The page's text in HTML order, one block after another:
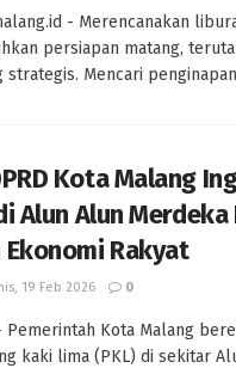
- Merencanakan
persiapan matang,
strategis. Mencari
Kota Malang
Alun Alun
Ekonomi Rakyat
19 Feb 2026 0
Pemerintah Kota Malang
kaki lima (PKL) di sekitar